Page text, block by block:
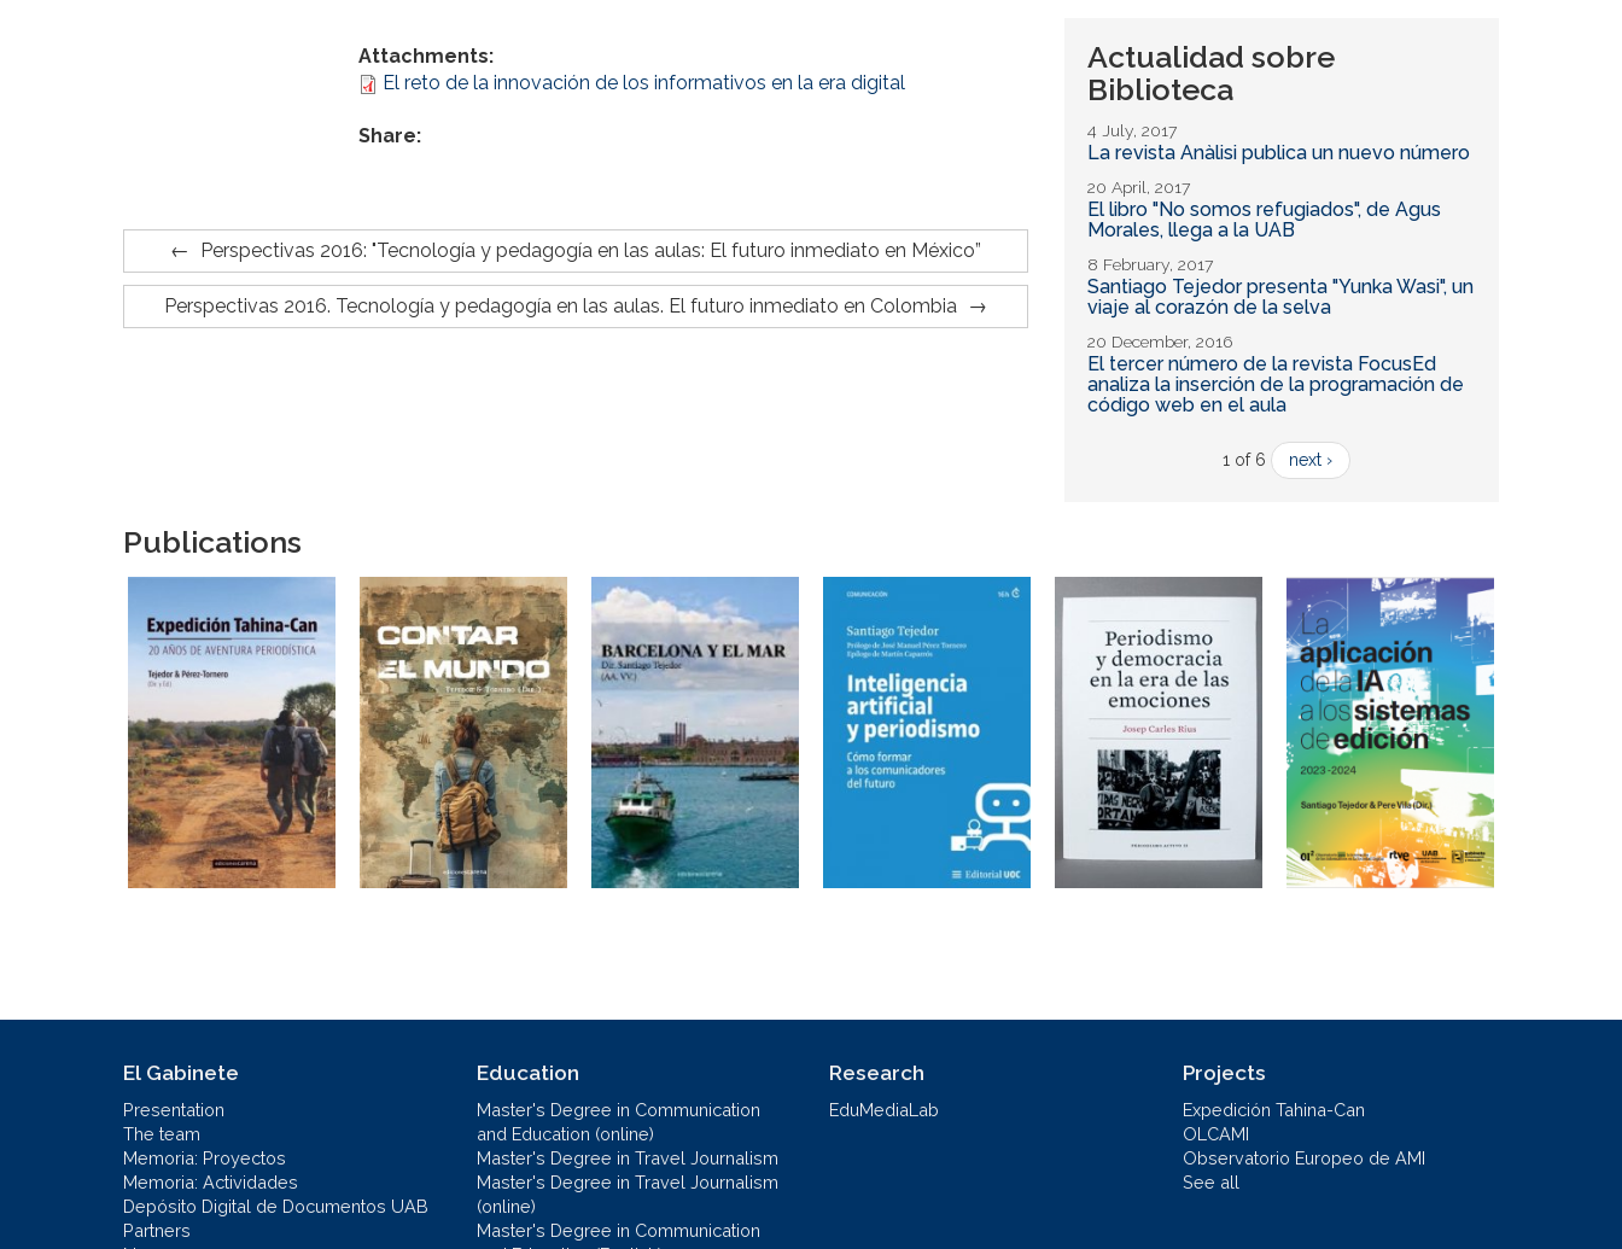
Attachments:
El reto de la innovación de los informativos en la era digital
Share:
Perspectivas 2016: "Tecnología y pedagogía en las aulas: El futuro inmediato en México”
Perspectivas 2016. Tecnología y pedagogía en las aulas. El futuro inmediato en Colombia
Actualidad sobre
Biblioteca
4 July, 2017
La revista Anàlisi publica un nuevo número
20 April, 2017
El libro "No somos refugiados", de Agus
Morales, llega a la UAB
8 February, 2017
Santiago Tejedor presenta "Yunka Wasi", un
viaje al corazón de la selva
20 December, 2016
El tercer número de la revista FocusEd
analiza la inserción de la programación de
código web en el aula
1 of 6 next ›
Publications
El Gabinete
Presentation
The team
Memoria: Proyectos
Memoria: Actividades
Depósito Digital de Documentos UAB
Partners
Education
Master's Degree in Communication
and Education (online)
Master's Degree in Travel Journalism
Master's Degree in Travel Journalism
(online)
Master's Degree in Communication
Research
EduMediaLab
Projects
Expedición Tahina-Can
OLCAMI
Observatorio Europeo de AMI
See all